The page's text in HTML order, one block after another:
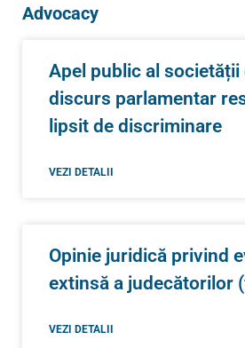
Advocacy
Apel public al societății
discurs parlamentar
lipsit de discriminare
VEZI DETALII
Opinie juridică privind
extinsă a judecătorilor
VEZI DETALII